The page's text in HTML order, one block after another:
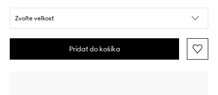
Zvoľte veľkosť
Pridať do košíka